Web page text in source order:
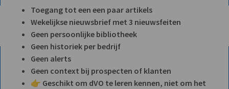
Toegang tot een een paar artikels
Wekelijkse nieuwsbrief met 3 nieuwsfeiten
Geen persoonlijke bibliotheek
Geen historiek per bedrijf
Geen alerts
Geen context bij prospecten of klanten
👉 Geschikt om dVO te leren kennen, niet om het